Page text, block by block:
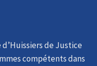
de Justice
compétents dans